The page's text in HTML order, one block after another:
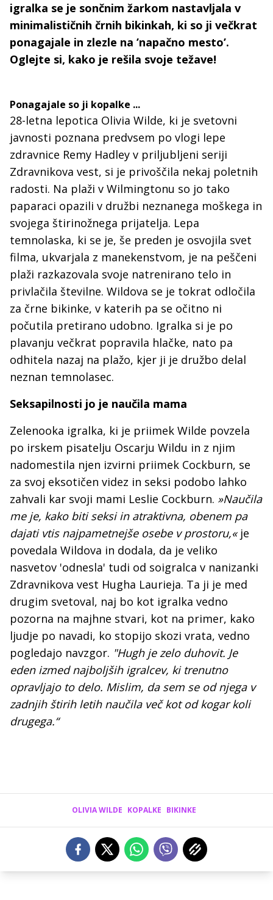
igralka se je sončnim žarkom nastavljala v
minimalističnih črnih bikinkah, ki so ji večkrat
ponagajale in zlezle na ’napačno mesto’.
Oglejte si, kako je rešila svoje težave!
Ponagajale so ji kopalke ...
28-letna lepotica Olivia Wilde, ki je svetovni
javnosti poznana predvsem po vlogi lepe
zdravnice Remy Hadley v priljubljeni seriji
Zdravnikova vest, si je privoščila nekaj poletnih
radosti. Na plaži v Wilmingtonu so jo tako
paparaci opazili v družbi neznanega moškega in
svojega štirinožnega prijatelja. Lepa
temnolaska, ki se je, še preden je osvojila svet
filma, ukvarjala z manekenstvom, je na peščeni
plaži razkazovala svoje natrenirano telo in
privlačila številne. Wildova se je tokrat odločila
za črne bikinke, v katerih pa se očitno ni
počutila pretirano udobno. Igralka si je po
plavanju večkrat popravila hlačke, nato pa
odhitela nazaj na plažo, kjer ji je družbo delal
neznan temnolasec.
Seksapilnosti jo je naučila mama
Zelenooka igralka, ki je priimek Wilde povzela
po irskem pisatelju Oscarju Wildu in z njim
nadomestila njen izvirni priimek Cockburn, se
za svoj eksotičen videz in seksi podobo lahko
zahvali kar svoji mami Leslie Cockburn. »Naučila
me je, kako biti seksi in atraktivna, obenem pa
dajati vtis najpametnejše osebe v prostoru,«je
povedala Wildova in dodala, da je veliko
nasvetov 'odnesla' tudi od soigralca v nanizanki
Zdravnikova vest Hugha Laurieja. Ta ji je med
drugim svetoval, naj bo kot igralka vedno
pozorna na majhne stvari, kot na primer, kako
ljudje po navadi, ko stopijo skozi vrata, vedno
pogledajo navzgor. "Hugh je zelo duhovit. Je
eden izmed najboljših igralcev, ki trenutno
opravljajo to delo. Mislim, da sem se od njega v
zadnjih štirih letih naučila več kot od kogar koli
drugega.“
OLIVIA WILDE KOPALKE BIKINKE